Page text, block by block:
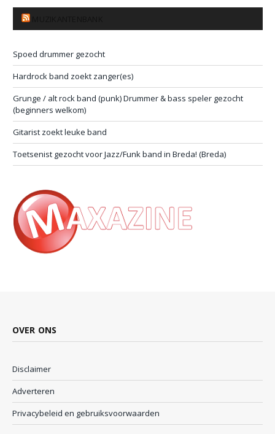
Spoed drummer gezocht
Hardrock band zoekt zanger(es)
Grunge / alt rock band (punk) Drummer & bass speler gezocht
(beginners welkom)
Gitarist zoekt leuke band
Toetsenist gezocht voor Jazz/Funk band in Breda! (Breda)
OVER ONS
Disclaimer
Adverteren
Privacybeleid en gebruiksvoorwaarden